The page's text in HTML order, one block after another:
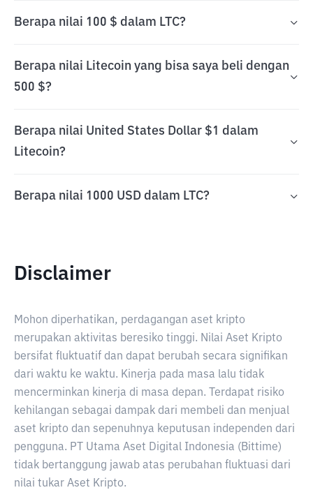
Berapa nilai 100 $ dalam LTC?
Berapa nilai Litecoin yang bisa saya beli dengan
500 $?
Berapa nilai United States Dollar $1 dalam
Litecoin?
Berapa nilai 1000 USD dalam LTC?
Disclaimer
Mohon diperhatikan, perdagangan aset kripto
merupakan aktivitas beresiko tinggi. Nilai Aset Kripto
bersifat fluktuatif dan dapat berubah secara signifikan
dari waktu ke waktu. Kinerja pada masa lalu tidak
mencerminkan kinerja di masa depan. Terdapat risiko
kehilangan sebagai dampak dari membeli dan menjual
aset kripto dan sepenuhnya keputusan independen dari
pengguna. PT Utama Aset Digital Indonesia (Bittime)
tidak bertanggung jawab atas perubahan fluktuasi dari
nilai tukar Aset Kripto.